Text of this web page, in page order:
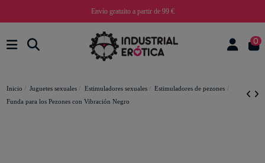
Envío gratuito a partir de 99 €
0
Inicio Juguetes sexuales Estimuladores sexuales
Estimuladores de pezones
Funda para los Pezones con Vibración Negro